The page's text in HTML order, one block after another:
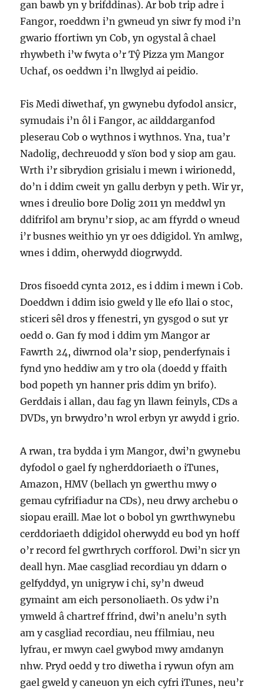
gan bawb yn y brifddinas). Ar bob trip adre i
Fangor, roeddwn i’n gwneud yn siwr fy mod i’n
gwario ffortiwn yn Cob, yn ogystal â chael
rhywbeth i’w fwyta o’r Tŷ Pizza ym Mangor
Uchaf, os oeddwn i’n llwglyd ai peidio.
Fis Medi diwethaf, yn gwynebu dyfodol ansicr,
symudais i’n ôl i Fangor, ac ailddarganfod
pleserau Cob o wythnos i wythnos. Yna, tua’r
Nadolig, dechreuodd y sïon bod y siop am gau.
Wrth i’r sibrydion grisialu i mewn i wirionedd,
do’n i ddim cweit yn gallu derbyn y peth. Wir yr,
wnes i dreulio bore Dolig 2011 yn meddwl yn
ddifrifol am brynu’r siop, ac am ffyrdd o wneud
i’r busnes weithio yn yr oes ddigidol. Yn amlwg,
wnes i ddim, oherwydd diogrwydd.
Dros fisoedd cynta 2012, es i ddim i mewn i Cob.
Doeddwn i ddim isio gweld y lle efo llai o stoc,
sticeri sêl dros y ffenestri, yn gysgod o sut yr
oedd o. Gan fy mod i ddim ym Mangor ar
Fawrth 24, diwrnod ola’r siop, penderfynais i
fynd yno heddiw am y tro ola (doedd y ffaith
bod popeth yn hanner pris ddim yn brifo).
Gerddais i allan, dau fag yn llawn feinyls, CDs a
DVDs, yn brwydro’n wrol erbyn yr awydd i grio.
A rwan, tra bydda i ym Mangor, dwi’n gwynebu
dyfodol o gael fy ngherddoriaeth o iTunes,
Amazon, HMV (bellach yn gwerthu mwy o
gemau cyfrifiadur na CDs), neu drwy archebu o
siopau eraill. Mae lot o bobol yn gwrthwynebu
cerddoriaeth ddigidol oherwydd eu bod yn hoff
o’r record fel gwrthrych corfforol. Dwi’n sicr yn
deall hyn. Mae casgliad recordiau yn ddarn o
gelfyddyd, yn unigryw i chi, sy’n dweud
gymaint am eich personoliaeth. Os ydw i’n
ymweld â chartref ffrind, dwi’n anelu’n syth
am y casgliad recordiau, neu ffilmiau, neu
lyfrau, er mwyn cael gwybod mwy amdanyn
nhw. Pryd oedd y tro diwetha i rywun ofyn am
gael gweld y caneuon yn eich cyfri iTunes, neu’r